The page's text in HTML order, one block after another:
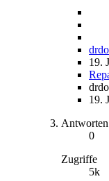
19.
19.
Antworten
0
Zugriffe
5k